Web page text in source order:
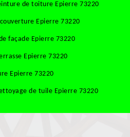
de toiture Epierre 73220
Epierre 73220
façade Epierre 73220
Epierre 73220
Epierre 73220
de tuile Epierre 73220